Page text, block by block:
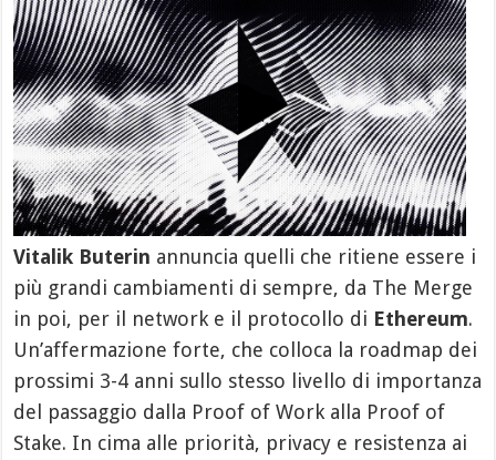
Vitalik Buterin annuncia quelli che ritiene essere i
più grandi cambiamenti di sempre, da The Merge
in poi, per il network e il protocollo di Ethereum.
Un’affermazione forte, che colloca la roadmap dei
prossimi 3-4 anni sullo stesso livello di importanza
del passaggio dalla Proof of Work alla Proof of
Stake. In cima alle priorità, privacy e resistenza ai